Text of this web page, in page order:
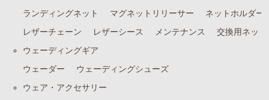
ランディングネット
マグネットリリーサー
ネットホルダー
レザーチェーン
レザーシース メンテナンス
交換用ネット
ウェーディングギア
ウェーダー
ウェーディングシューズ
ウェア・アクセサリー